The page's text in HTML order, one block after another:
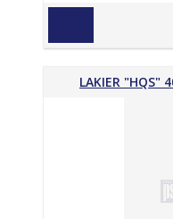
LAKIER "HQS"